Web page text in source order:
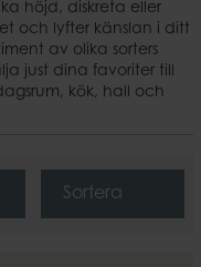
höjd, diskreta eller
och lyfter känslan i ditt
av olika sorters
just dina favoriter till
kök, hall och
Sortera